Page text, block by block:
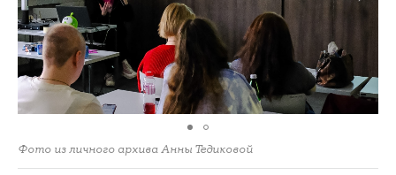
Фото из личного архива Анны Тедиковой